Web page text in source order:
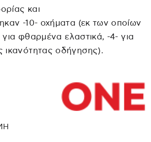
και
-10- οχήματα (εκ των οποίων
για φθαρμένα ελαστικά, -4- για
ικανότητας οδήγησης).